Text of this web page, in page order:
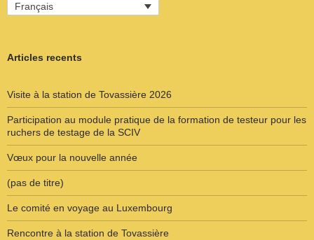
Français
Articles recents
Visite à la station de Tovassière 2026
Participation au module pratique de la formation de testeur pour les
ruchers de testage de la SCIV
Vœux pour la nouvelle année
(pas de titre)
Le comité en voyage au Luxembourg
Rencontre à la station de Tovassière